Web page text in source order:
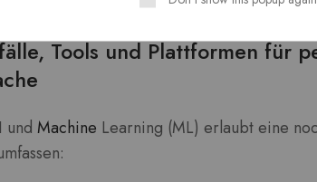
Künstlicher Intelligenz und
Tools und Plattformen für
und Machine Learning (ML) erlaubt eine